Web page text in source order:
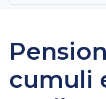
cumuli